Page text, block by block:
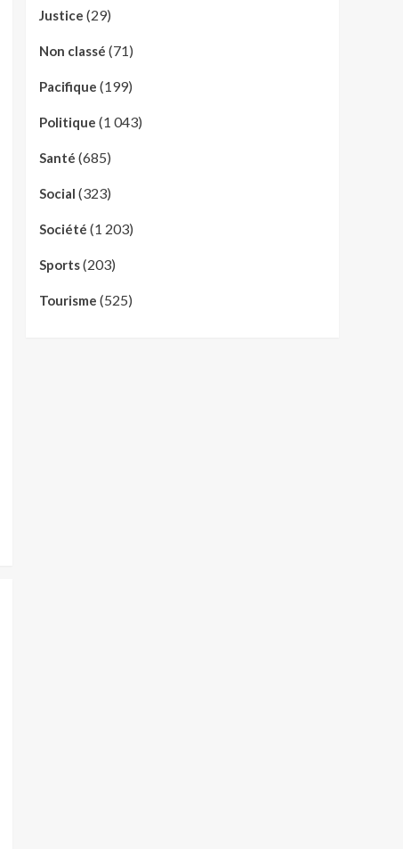
Justice (29)
Non classé (71)
Pacifique (199)
Politique (1 043)
Santé (685)
Social (323)
Société (1 203)
Sports(203)
Tourisme (525)